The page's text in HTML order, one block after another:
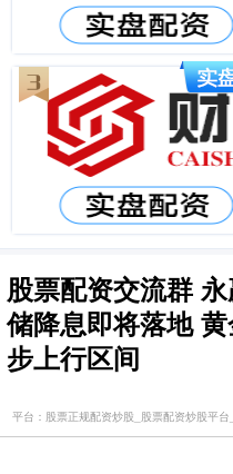
股票配资交流群
储降息即将落地
步上行区间
平台：股票正规配资炒股_股票配资炒股平